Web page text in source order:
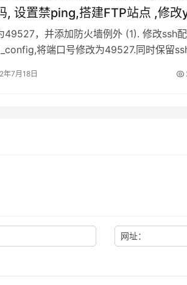
, 设置禁ping,搭建FTP站点 ,修改
49527，并添加防火墙例外 (1). 修改ssh
将端口号修改为49527.同时保留
号失败以后，远程登录不上服务器，如图1
情况下，防火墙在没有配置任何策略集情
年7月18日
网址：